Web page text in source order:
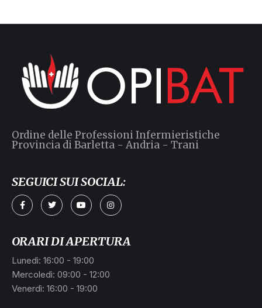
ORARI DI APERTURA
Lunedì: 16:00 - 19:00
Mercoledì: 09:00 - 12:00
Venerdì: 16:00 - 19:00
Ordine delle Professioni Infermieristiche
Provincia di Barletta - Andria - Trani
SEGUICI SUI SOCIAL: